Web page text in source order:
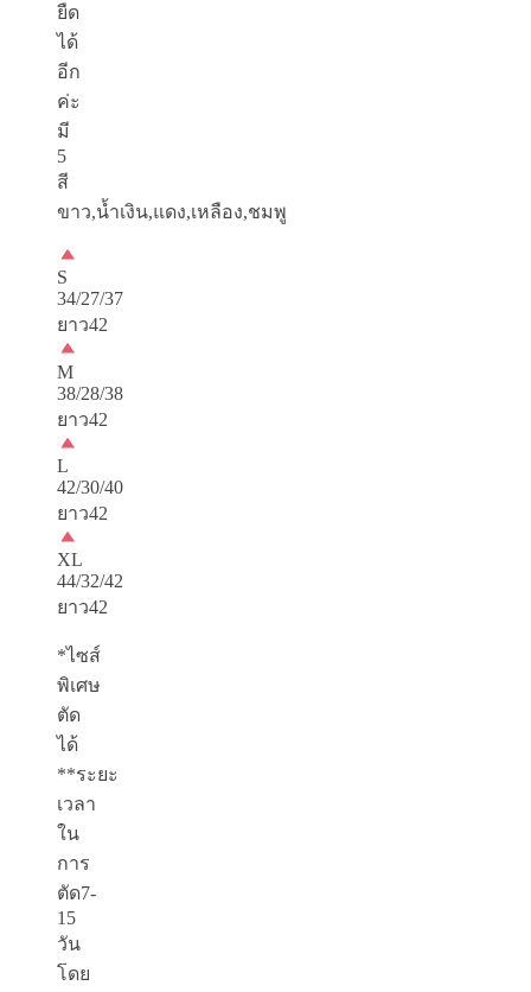
ยืด
ได้
อีก
ค่ะ
มี
5
สี
ขาว,น้ำเงิน,แดง,เหลือง,ชมพู
S
34/27/37
ยาว42
M
38/28/38
ยาว42
L
42/30/40
ยาว42
XL
44/32/42
ยาว42
*ไซส์
พิเศษ
ตัด
ได้
**ระยะ
เวลา
ใน
การ
ตัด7-
15
วัน
โดย